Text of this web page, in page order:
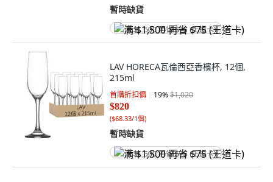
暫時缺貨
满 $1,500 再省 $75 (王道卡)
LAV HORECA瓦倫西亞香檳杯, 12個,
215ml
首購折扣價 19%$1,020
$820
($68.33/1個)
暫時缺貨
满 $1,500 再省 $75 (王道卡)